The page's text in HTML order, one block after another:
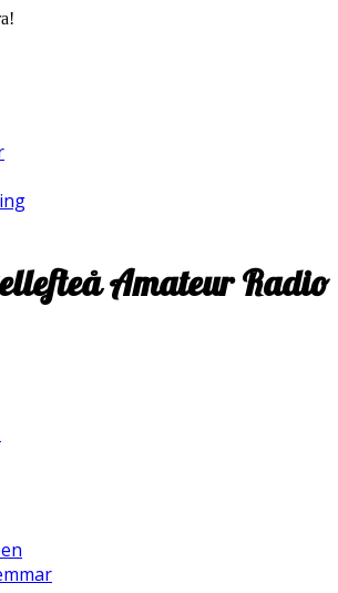
Amateur Radio